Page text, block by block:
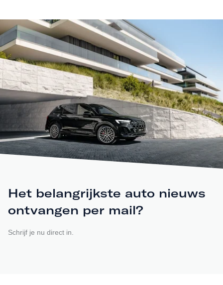
Het belangrijkste auto nieuws
ontvangen per mail?
Schrijf je nu direct in.